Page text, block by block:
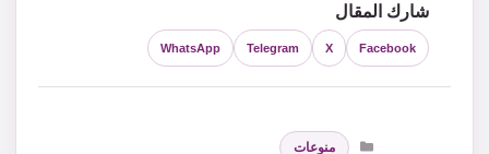
شارك المقال
Facebook
X
Telegram
WhatsApp
التصنيفات
منوعات